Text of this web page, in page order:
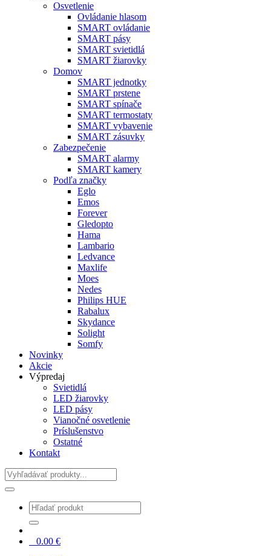
Osvetlenie
Ovládanie hlasom
SMART ovládanie
SMART pásy
SMART svietidlá
SMART žiarovky
Domov
SMART jednotky
SMART prstene
SMART spínače
SMART termostaty
SMART vybavenie
SMART zásuvky
Zabezpečenie
SMART alarmy
SMART kamery
Podľa značky
Eglo
Emos
Forever
Gledopto
Hama
Lambario
Ledvance
Maxlife
Moes
Nedes
Philips HUE
Rabalux
Skydance
Solight
Somfy
Novinky
Akcie
Výpredaj
Svietidlá
LED žiarovky
LED pásy
Vianočné osvetlenie
Príslušenstvo
Ostatné
Kontakt
Hladať
0.00 €